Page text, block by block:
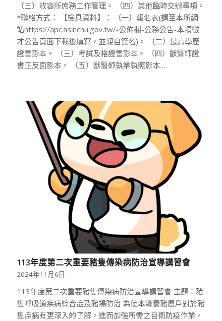
（三）收容所庶務工作管理。 （四）其他臨時交辦事項。
*聯絡方式： 【檢具資料】： （一）報名表(請至本所網
站https://apc.hsinchu.gov.tw/-公佈欄-公務公告-本項徵
才公告頁面下載後填寫，並親自簽名)。 （二）最高學歷
證書影本。 （三）考試及格證書影本。 （四）獸醫師證
書正反面影本。 （五）獸醫師執業執照影本…
113年度第二次重要豬隻傳染病防治宣導講習會
2024年11月6日
113年度第二次重要豬隻傳染病防治宣導講習會 主題：豬
隻呼吸道疾病綜合症及豬場防治 為使本縣養豬農戶對於豬
隻疾病有更深入的了解，進而加強所需之自衛防疫作業，